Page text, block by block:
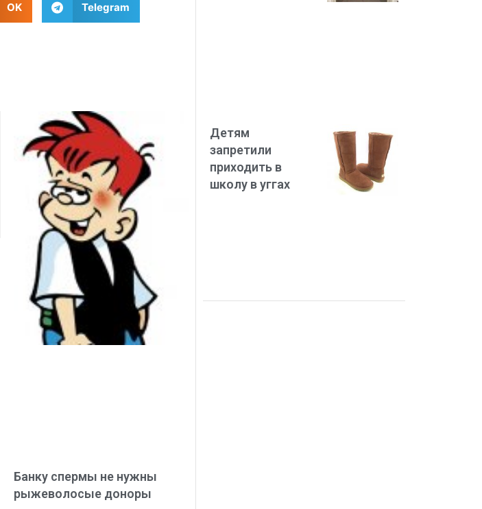
OK Telegram
Банку спермы не нужны
рыжеволосые доноры
Детям
запретили
приходить в
школу в уггах